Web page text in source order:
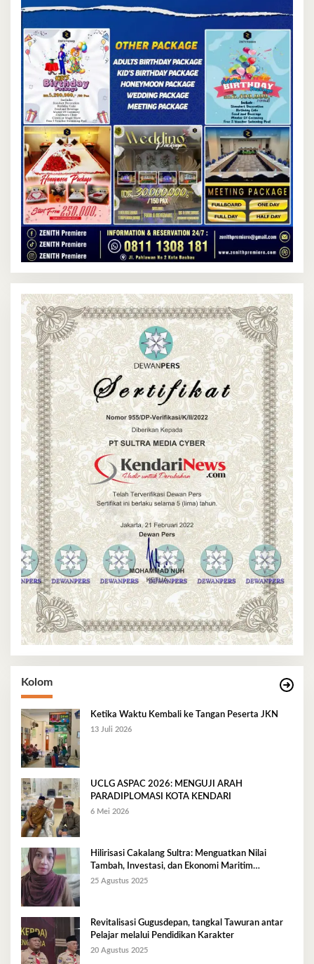
Kolom
Ketika Waktu Kembali ke Tangan Peserta JKN
13 Juli 2026
UCLG ASPAC 2026: MENGUJI ARAH
PARADIPLOMASI KOTA KENDARI
6 Mei 2026
Hilirisasi Cakalang Sultra: Menguatkan Nilai
Tambah, Investasi, dan Ekonomi Maritim
Berkelanjutan
25 Agustus 2025
Revitalisasi Gugusdepan, tangkal Tawuran antar
Pelajar melalui Pendidikan Karakter
20 Agustus 2025